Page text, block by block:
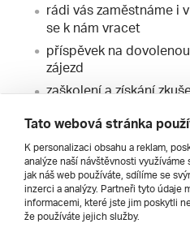
rádi vás zaměstnáme i
se k nám vracet
příspěvek na
zájezd
zaškolení a získání
Pracovat budete v Třebíči
468/25. Potřebujeme vás
nebo dle domluvy.
Jdete do toho? Zašlete
jej na e-mailu
Tato webová stránka
K personalizaci obsahu a reklam,
analýze naší návštěvnosti
jak náš web používáte, sdílíme se
inzerci a analýzy. Partneři tyto údaje
informacemi, které jste jim poskytli
že používáte jejich služby.